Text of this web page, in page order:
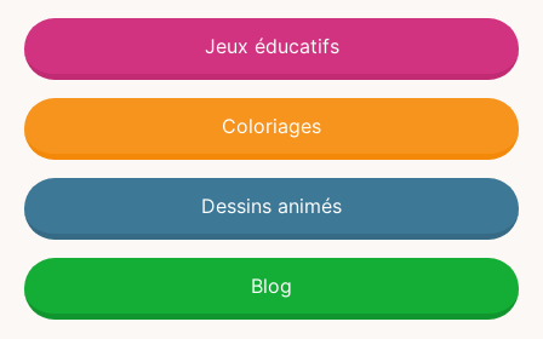
Jeux éducatifs
Coloriages
Dessins animés
Blog